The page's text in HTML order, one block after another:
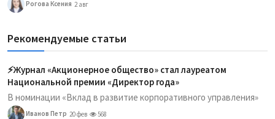
Рогова Ксения 2 авг
Рекомендуемые статьи
⚡️Журнал «Акционерное общество» стал лауреатом
Национальной премии «Директор года»
В номинации «Вклад в развитие корпоративного управления»
Иванов Петр 20 фев 568